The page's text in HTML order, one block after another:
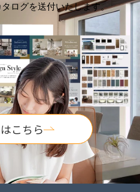
ログを送付いたします。
こちら